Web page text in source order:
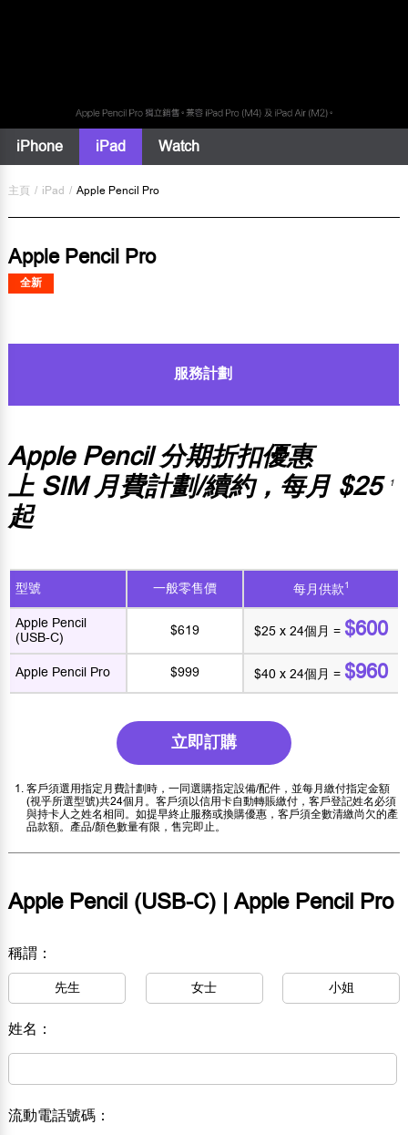
iPhone iPad Watch
主頁 / iPad / Apple Pencil Pro
Apple Pencil Pro
全新
服務計劃
Apple Pencil 分期折扣優惠
上 SIM 月費計劃/續約，每月 $25 1
起
型號 一般零售價 每月供款 1
Apple Pencil
(USB-C)
$619 $25 x 24個月 = $600
Apple Pencil Pro $999 $40 x 24個月 = $960
立即訂購
客戶須選用指定月費計劃時，一同選購指定設備/配件，並每月繳付指定金額
(視乎所選型號)共24個月。客戶須以信用卡自動轉賬繳付，客戶登記姓名必須
與持卡人之姓名相同。如提早終止服務或換購優惠，客戶須全數清繳尚欠的產
品款額。產品/顏色數量有限，售完即止。
Apple Pencil (USB-C) | Apple Pencil Pro
稱謂：
先生 女士 小姐
姓名：
流動電話號碼：